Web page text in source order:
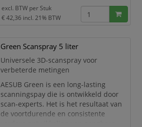
scansprays op de markt.
De scanspray zorgt voor een schone,
nauwkeurige en efficiënte 3D-scan te
garanderen, vooral voor grote modellen
en geautomatiseerde
scantoepassingen.
In tegenstel
excl. BTW per Stuk
€ 42,36 incl. 21% BTW
Green Scanspray 5 liter
Universele 3D-scanspray voor
verbeterde metingen
AESUB Green is een long-lasting
scanningspay die is ontwikkeld door
scan-experts. Het is het resultaat van
de voortdurende en consistente